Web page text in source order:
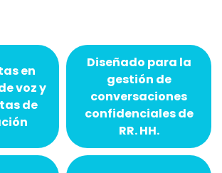
en
voz y
de
Diseñado para la
gestión de
conversaciones
confidenciales de
RR. HH.